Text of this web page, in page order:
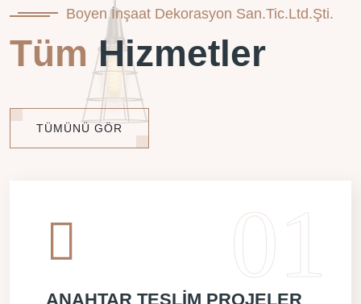
Boyen İnşaat Dekorasyon San.Tic.Ltd.Şti.
Tüm Hizmetler
TÜMÜNÜ GÖR
ANAHTAR TESLİM PROJELER